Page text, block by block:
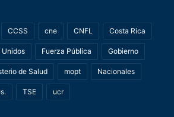
CCSS cne CNFL Costa Rica
Unidos Fuerza Pública Gobierno
de Salud mopt Nacionales
TSE ucr